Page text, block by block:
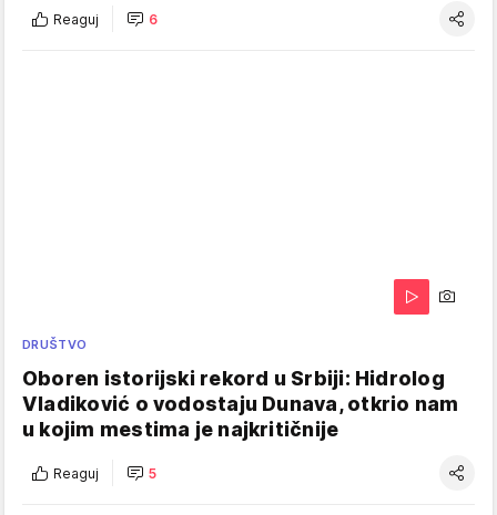
Reaguj 6
DRUŠTVO
Oboren istorijski rekord u Srbiji: Hidrolog
Vladiković o vodostaju Dunava, otkrio nam
u kojim mestima je najkritičnije
Reaguj 5